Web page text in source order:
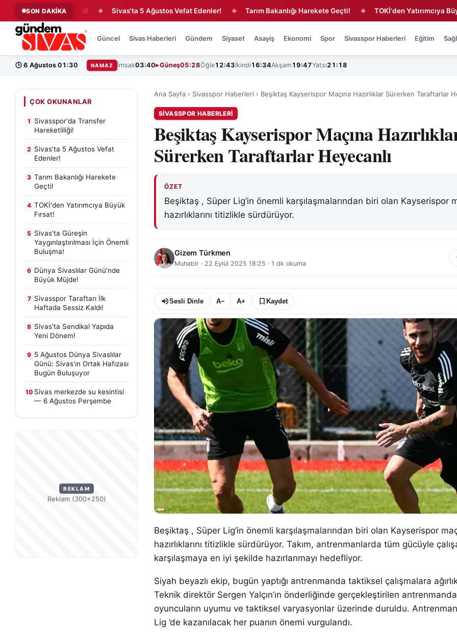
SON DAKİKA
Hareketliliği! ◆ Sivas'ta 5 Ağustos Vefat Edenler! ◆ Tarım Bakanlığı Harekete Geçti! ◆ TOKİ'den Yatırımcıya Büyük
Güncel Sivas Haberleri Gündem Siyaset Asayiş Ekonomi Spor Sivasspor Haberleri Eğitim
🕒 6 Ağustos 01:30 NAMAZ İmsak03:40 Güneş05:28Öğle12:43İkindi 16:34Akşam 19:47Yatsı21:18
ÇOK OKUNANLAR
1 Sivasspor'da Transfer
Hareketliliği!
2 Sivas'ta 5 Ağustos Vefat
Edenler!
3 Tarım Bakanlığı Harekete
Geçti!
4 TOKİ'den Yatırımcıya Büyük
Fırsat!
5 Sivas'ta Güreşin
Yaygınlaştırılması İçin Önemli
Buluşma!
6 Dünya Sivaslılar Günü'nde
Büyük Müjde!
7 Sivasspor Taraftarı İlk
Haftada Sessiz Kaldı!
8 Sivas'ta Sendikal Yapıda
Yeni Dönem!
9 5 Ağustos Dünya Sivaslılar
Günü: Sivas'ın Ortak Hafızası
Bugün Buluşuyor
10 Sivas merkezde su kesintisi
— 6 Ağustos Perşembe
REKLAM
Reklam (300×250)
Ana Sayfa › Sivasspor Haberleri › Beşiktaş Kayserispor Maçına Hazırlıklar Sürerken Taraftarlar
SIVASSPOR HABERLERI
Beşiktaş Kayserispor Maçına
Sürerken Taraftarlar Heyecanlı
ÖZET
Beşiktaş , Süper Lig’in önemli karşılaşmalarından biri olan Kayserispor
hazırlıklarını titizlikle sürdürüyor.
Gizem Türkmen
Muhabir · 22 Eylül 2025 18:25 · 1 dk okuma
Sesli Dinle A− A+ Kaydet
Beşiktaş , Süper Lig’in önemli karşılaşmalarından biri olan Kayserispor
hazırlıklarını titizlikle sürdürüyor. Takım, antrenmanlarda tüm gücüyle
karşılaşmaya en iyi şekilde hazırlanmayı hedefliyor.
Siyah beyazlı ekip, bugün yaptığı antrenmanda taktiksel çalışmalara
Teknik direktör Sergen Yalçın’ın önderliğinde gerçekleştirilen
oyuncuların uyumu ve taktiksel varyasyonlar üzerinde duruldu.
Lig ’de kazanılacak her puanın önemi vurgulandı.